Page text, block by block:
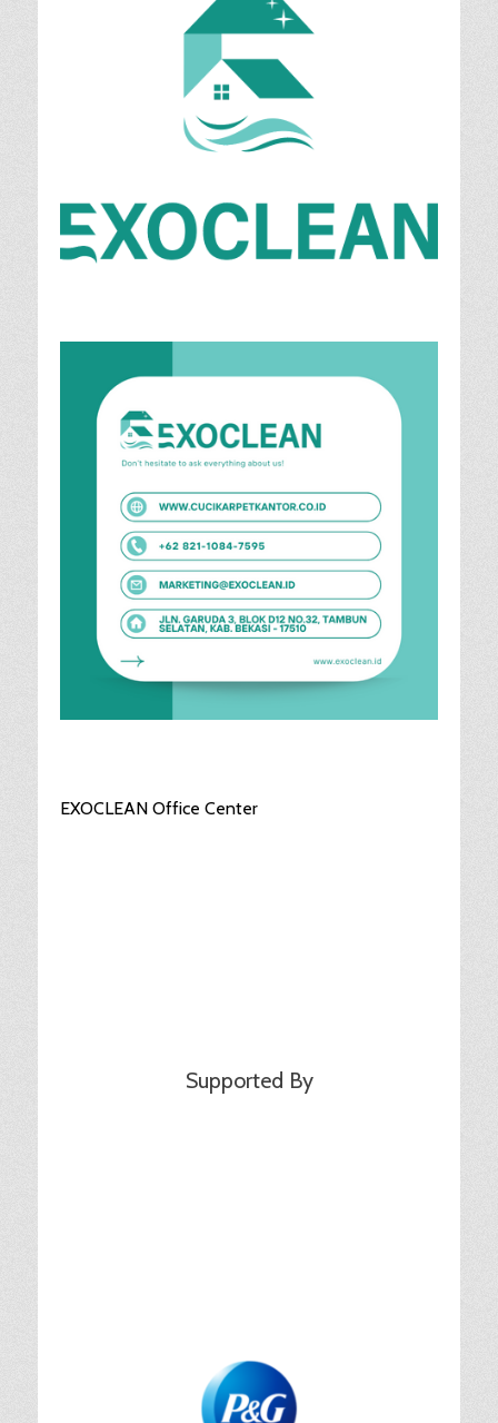
EXOCLEAN Office Center
Supported By